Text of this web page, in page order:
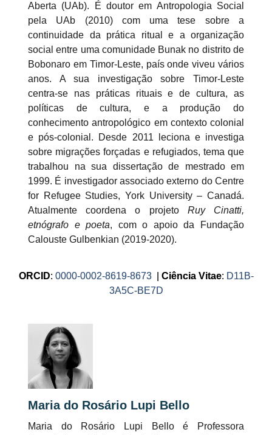
Aberta (UAb). É doutor em Antropologia Social
pela UAb (2010) com uma tese sobre a
continuidade da prática ritual e a organização
social entre uma comunidade Bunak no distrito de
Bobonaro em Timor-Leste, país onde viveu vários
anos. A sua investigação sobre Timor-Leste
centra-se nas práticas rituais e de cultura, as
políticas de cultura, e a produção do
conhecimento antropológico em contexto colonial
e pós-colonial. Desde 2011 leciona e investiga
sobre migrações forçadas e refugiados, tema que
trabalhou na sua dissertação de mestrado em
1999. É investigador associado externo do Centre
for Refugee Studies, York University – Canadá.
Atualmente coordena o projeto Ruy Cinatti,
etnógrafo e poeta, com o apoio da Fundação
Calouste Gulbenkian (2019-2020).
ORCID: 0000-0002-8619-8673| Ciência Vitae: D11B-
3A5C-BE7D
Maria do Rosário Lupi Bello
Maria do Rosário Lupi Bello é Professora